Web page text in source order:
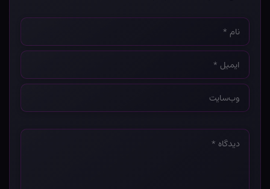
نام
*
ایمیل
*
وب‌سایت
*
دیدگاه